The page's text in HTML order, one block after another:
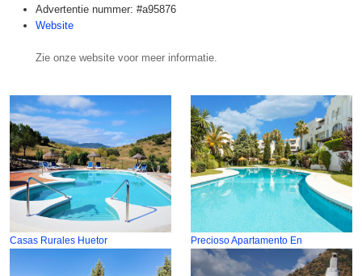
Advertentie nummer: #a95876
Website
Zie onze website voor meer informatie.
Casas Rurales Huetor Precioso Apartamento En